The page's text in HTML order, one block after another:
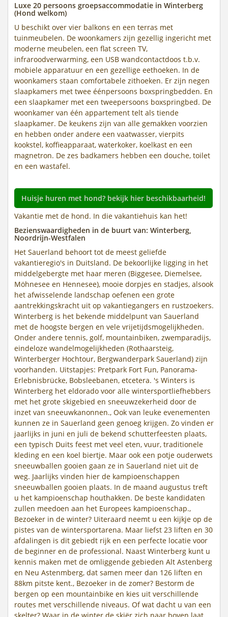
Luxe 20 persoons groepsaccommodatie in Winterberg
(Hond welkom)
U beschikt over vier balkons en een terras met
tuinmeubelen. De woonkamers zijn gezellig ingericht met
moderne meubelen, een flat screen TV,
infraroodverwarming, een USB wandcontactdoos t.b.v.
mobiele apparatuur en een gezellige eethoeken. In de
woonkamers staan comfortabele zithoeken. Er zijn negen
slaapkamers met twee éénpersoons boxspringbedden. En
een slaapkamer met een tweepersoons boxspringbed. De
woonkamer van één appartement telt als tiende
slaapkamer. De keukens zijn van alle gemakken voorzien
en hebben onder andere een vaatwasser, vierpits
kookstel, koffieapparaat, waterkoker, koelkast en een
magnetron. De zes badkamers hebben een douche, toilet
en een wastafel.
Huisje huren met hond? bekijk hier beschikbaarheid!
Vakantie met de hond. In die vakantiehuis kan het!
Bezienswaardigheden in de buurt van: Winterberg,
Noordrijn-Westfalen
Het Sauerland behoort tot de meest geliefde
vakantieregio's in Duitsland. De bekoorlijke ligging in het
middelgebergte met haar meren (Biggesee, Diemelsee,
Möhnesee en Hennesee), mooie dorpjes en stadjes, alsook
het afwisselende landschap oefenen een grote
aantrekkingskracht uit op vakantiegangers en rustzoekers.
Winterberg is het bekende middelpunt van Sauerland
met de hoogste bergen en vele vrijetijdsmogelijkheden.
Onder andere tennis, golf, mountainbiken, zwemparadijs,
eindeloze wandelmogelijkheden (Rothaarsteig,
Winterberger Hochtour, Bergwanderpark Sauerland) zijn
voorhanden. Uitstapjes: Pretpark Fort Fun, Panorama-
Erlebnisbrücke, Bobsleebanen, etcetera. 's Winters is
Winterberg het eldorado voor alle wintersportliefhebbers
met het grote skigebied en sneeuwzekerheid door de
inzet van sneeuwkanonnen., Ook van leuke evenementen
kunnen ze in Sauerland geen genoeg krijgen. Zo vinden er
jaarlijks in juni en juli de bekend schutterfeesten plaats,
een typisch Duits feest met veel eten, vuur, traditionele
kleding en een koel biertje. Maar ook een potje ouderwets
sneeuwballen gooien gaan ze in Sauerland niet uit de
weg. Jaarlijks vinden hier de kampioenschappen
sneeuwballen gooien plaats. In de maand augustus treft
u het kampioenschap houthakken. De beste kandidaten
zullen meedoen aan het Europees kampioenschap.,
Bezoeker in de winter? Uiteraard neemt u een kijkje op de
pistes van de wintersportarena. Maar liefst 23 liften en 30
afdalingen is dit gebiedt rijk en een perfecte locatie voor
de beginner en de professional. Naast Winterberg kunt u
kennis maken met de omliggende gebieden Alt Astenberg
en Neu Astenmberg, dat samen meer dan 126 liften en
88km pitste kent., Bezoeker in de zomer? Bestorm de
bergen op een mountainbike en kies uit verschillende
routes met verschillende niveaus. Of wat dacht u van een